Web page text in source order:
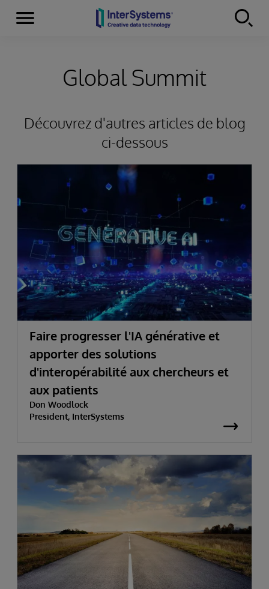
Skip to content
Menu
Global Summit
Découvrez d'autres articles de blog
ci-dessous
Faire progresser l'IA générative et
apporter des solutions
d'interopérabilité aux chercheurs et
aux patients
Don Woodlock
President, InterSystems